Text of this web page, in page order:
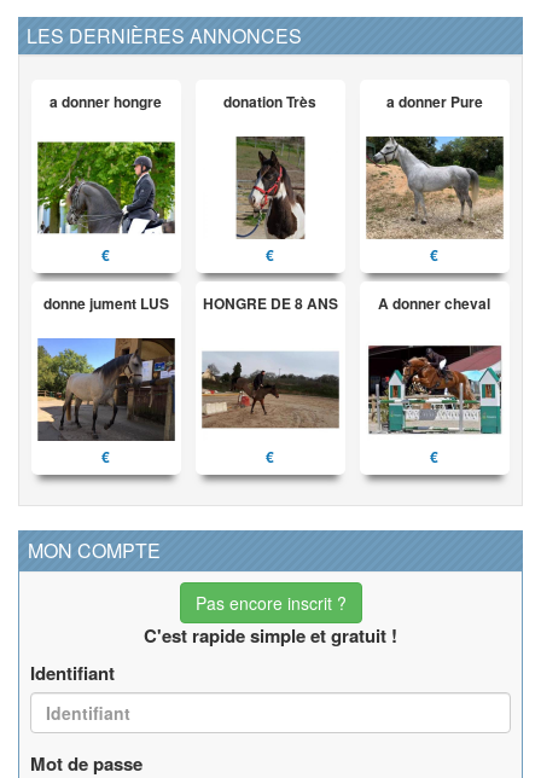
LES DERNIÈRES ANNONCES
a donner hongre
€
donation Très
€
a donner Pure
€
donne jument LUS
€
HONGRE DE 8 ANS
€
A donner cheval
€
MON COMPTE
Pas encore inscrit ?
C'est rapide simple et gratuit !
Identifiant
Mot de passe